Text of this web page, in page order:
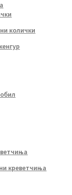
колички
креветчиња